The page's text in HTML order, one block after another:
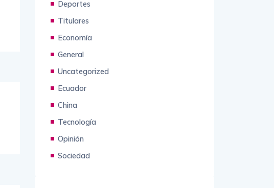
Salud
Deportes
Titulares
Economía
General
Uncategorized
Ecuador
China
Tecnología
Opinión